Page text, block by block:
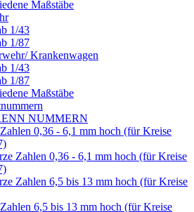
Maßstäbe
1/43
1/87
Krankenwagen
1/43
1/87
Maßstäbe
NUMMERN
0,36 - 6,1 mm hoch (für Kreise
Zahlen 0,36 - 6,1 mm hoch (für Kreise
Zahlen 6,5 bis 13 mm hoch (für Kreise
6,5 bis 13 mm hoch (für Kreise